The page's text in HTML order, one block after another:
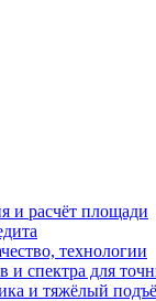
и расчёт площади
технологии
и спектра для
и тяжёлый